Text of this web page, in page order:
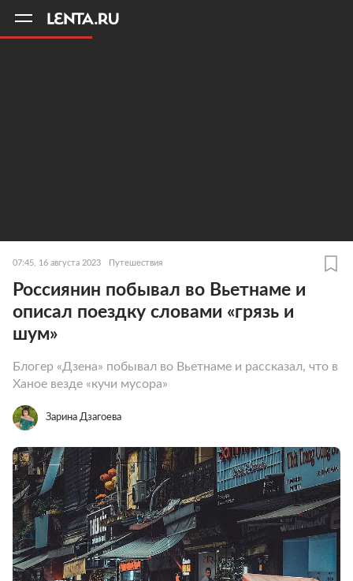
07:45, 16 августа 2023 Путешествия
Россиянин побывал во Вьетнаме и
описал поездку словами «грязь и
шум»
Блогер «Дзена» побывал во Вьетнаме и рассказал, что в
Ханое везде «кучи мусора»
Зарина Дзагоева